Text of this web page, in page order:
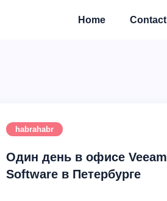
Home Contact
habrahabr
Один день в офисе Veeam
Software в Петербурге